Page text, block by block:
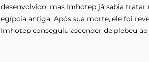
desenvolvido, mas Imhotep já sabia tratar
egípcia antiga. Após sua morte, ele foi
Imhotep conseguiu ascender de plebeu